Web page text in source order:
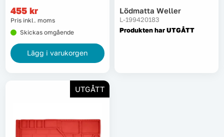
Maskiner
Maskintillbehör & förbrukning
Mätinstrument
455 kr
Pris inkl. moms
Skickas omgående
Lägg i varukorgen
Lödmatta Weller
L-199420183
Produkten har UTGÅTT
UTGÅTT